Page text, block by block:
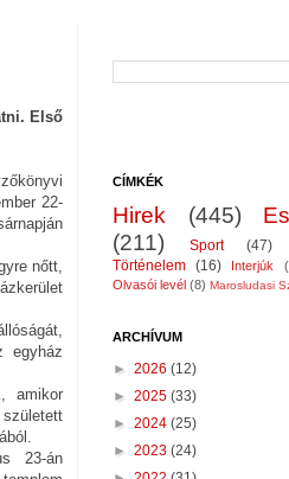
Első
22-
nőtt,
egyház
amikor
23-án
CÍMKÉK
Hirek (445)
(211)
Sport (47)
Történelem (16) Interjúk
Olvasói levél (8) Marosludasi
ARCHÍVUM
► 2026 (12)
► 2025 (33)
► 2024 (25)
► 2023 (24)